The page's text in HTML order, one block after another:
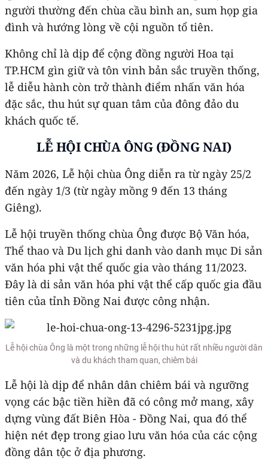
người thường đến chùa cầu bình an, sum họp gia
đình và hướng lòng về cội nguồn tổ tiên.
Không chỉ là dịp để cộng đồng người Hoa tại
TP.HCM gìn giữ và tôn vinh bản sắc truyền thống,
lễ diễu hành còn trở thành điểm nhấn văn hóa
đặc sắc, thu hút sự quan tâm của đông đảo du
khách quốc tế.
LỄ HỘI CHÙA ÔNG (ĐỒNG NAI)
Năm 2026, Lễ hội chùa Ông diễn ra từ ngày 25/2
đến ngày 1/3 (từ ngày mồng 9 đến 13 tháng
Giêng).
Lễ hội truyền thống chùa Ông được Bộ Văn hóa,
Thể thao và Du lịch ghi danh vào danh mục Di sản
văn hóa phi vật thể quốc gia vào tháng 11/2023.
Đây là di sản văn hóa phi vật thể cấp quốc gia đầu
tiên của tỉnh Đồng Nai được công nhận.
Lễ hội chùa Ông là một trong những lễ hội thu hút rất nhiều người dân
và du khách tham quan, chiêm bái
Lễ hội là dịp để nhân dân chiêm bái và ngưỡng
vọng các bậc tiền hiền đã có công mở mang, xây
dựng vùng đất Biên Hòa - Đồng Nai, qua đó thể
hiện nét đẹp trong giao lưu văn hóa của các cộng
đồng dân tộc ở địa phương.